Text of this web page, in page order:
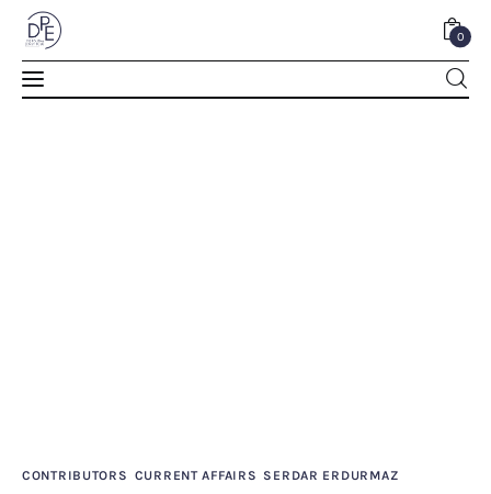
0
About Us
CONTRIBUTORS CURRENT AFFAIRS SERDAR ERDURMAZ